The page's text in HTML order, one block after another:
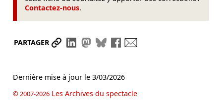
Contactez-nous.
PARTAGER Partager le lien
Partager sur LinkedIn
Partager sur Mastodon
Partager sur Bluesky
Partager sur Facebook
Dernière mise à jour le 3/03/2026
© 2007-2026Les Archives du spectacle